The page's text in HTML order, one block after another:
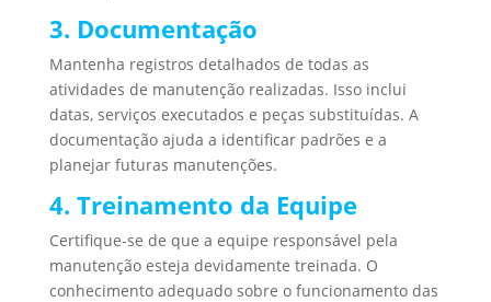
3. Documentação
Mantenha registros detalhados de todas as
atividades de manutenção realizadas. Isso inclui
datas, serviços executados e peças substituídas. A
documentação ajuda a identificar padrões e a
planejar futuras manutenções.
4. Treinamento da Equipe
Certifique-se de que a equipe responsável pela
manutenção esteja devidamente treinada. O
conhecimento adequado sobre o funcionamento das